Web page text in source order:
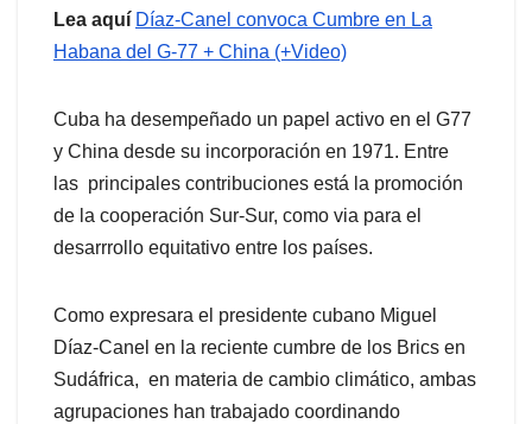
Lea aquí Díaz-Canel convoca Cumbre en La
Habana del G-77 + China (+Video)
Cuba ha desempeñado un papel activo en el G77
y China desde su incorporación en 1971. Entre
las principales contribuciones está la promoción
de la cooperación Sur-Sur, como via para el
desarrrollo equitativo entre los países.
Como expresara el presidente cubano Miguel
Díaz-Canel en la reciente cumbre de los Brics en
Sudáfrica, en materia de cambio climático, ambas
agrupaciones han trabajado coordinando